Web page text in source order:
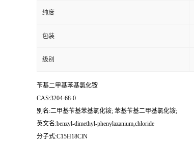
纯度
包装
级别
苄基二甲基苯基氯化铵
CAS:3204-68-0
别名:二甲基苄基苯基氯化铵; 苯基苄基二甲基氯化铵;
英文名:benzyl-dimethyl-phenylazanium,chloride
分子式:C15H18ClN